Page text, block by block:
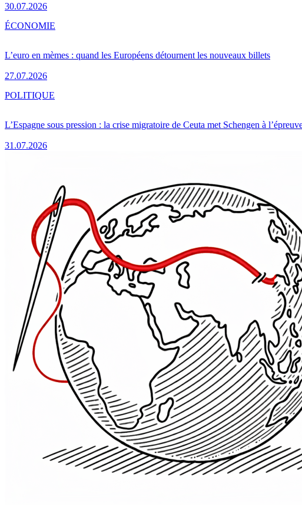
30.07.2026
L’euro en mèmes : quand les Européens détournent les nouveaux billets
27.07.2026
ÉCONOMIE
L’Espagne sous pression : la crise migratoire de Ceuta met Schengen à
31.07.2026
POLITIQUE